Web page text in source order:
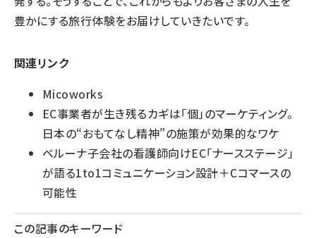
豊かにする旅行体験をお届けしていきたいです。
関連リンク
Micoworks
EC事業者が生き残るカギは「個」のマーケティング。
日本の“おもてなし精神”の施策が効果的なワケ
ベルーナ子会社の看護師向けEC「ナースステージ」
が語る1to1コミュニケーション設計＋Cコマースの
可能性
この記事のキーワード